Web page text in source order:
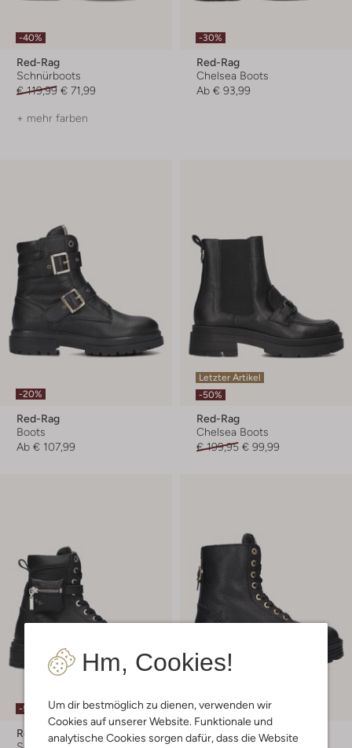
Hm, Cookies!
Um dir bestmöglich zu dienen, verwenden wir
Cookies auf unserer Website. Funktionale und
analytische Cookies sorgen dafür, dass die Website
-40%
Red-Rag
Schnürboots
€ 119,99 € 71,99
+ mehr farben
-30%
Red-Rag
Chelsea Boots
Ab € 93,99
-20%
Red-Rag
Boots
Ab € 107,99
Letzter Artikel
-50%
Red-Rag
Chelsea Boots
€ 199,95 € 99,99
-50%
Red-Rag
-30%
Red-Rag